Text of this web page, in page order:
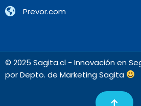
Prevor.com
© 2025 Sagita.cl - Innovación en
por Depto. de Marketing Sagita